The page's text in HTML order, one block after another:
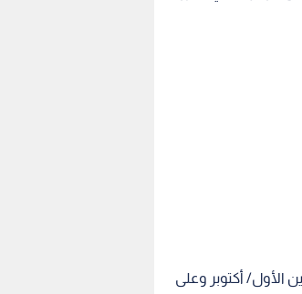
تصفية وكالة الأونروا هدف عمل عليه الاحتلال الإسرائيلي قبل 7 تشرين الأول/ أكتوبر وعلى